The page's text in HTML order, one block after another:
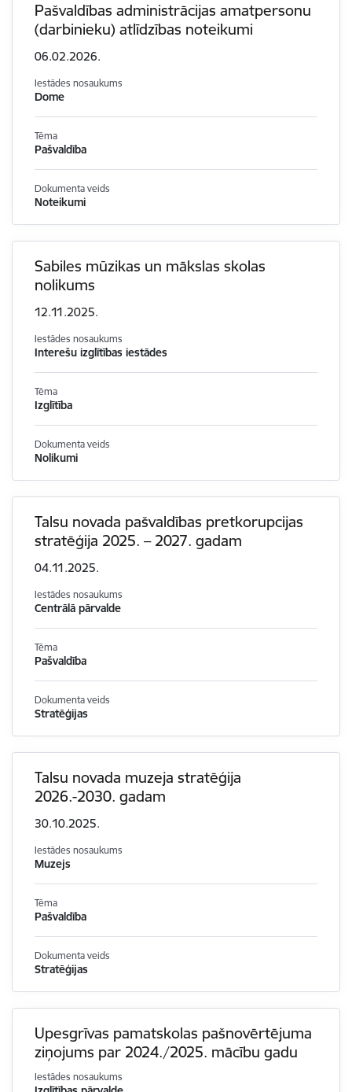
Pašvaldības administrācijas amatpersonu
(darbinieku) atlīdzības noteikumi
06.02.2026.
Iestādes nosaukums
Dome
Tēma
Pašvaldība
Dokumenta veids
Noteikumi
Sabiles mūzikas un mākslas skolas
nolikums
12.11.2025.
Iestādes nosaukums
Interešu izglītības iestādes
Tēma
Izglītība
Dokumenta veids
Nolikumi
Talsu novada pašvaldības pretkorupcijas
stratēģija 2025. – 2027. gadam
04.11.2025.
Iestādes nosaukums
Centrālā pārvalde
Tēma
Pašvaldība
Dokumenta veids
Stratēģijas
Talsu novada muzeja stratēģija
2026.-2030. gadam
30.10.2025.
Iestādes nosaukums
Muzejs
Tēma
Pašvaldība
Dokumenta veids
Stratēģijas
Upesgrīvas pamatskolas pašnovērtējuma
ziņojums par 2024./2025. mācību gadu
Iestādes nosaukums